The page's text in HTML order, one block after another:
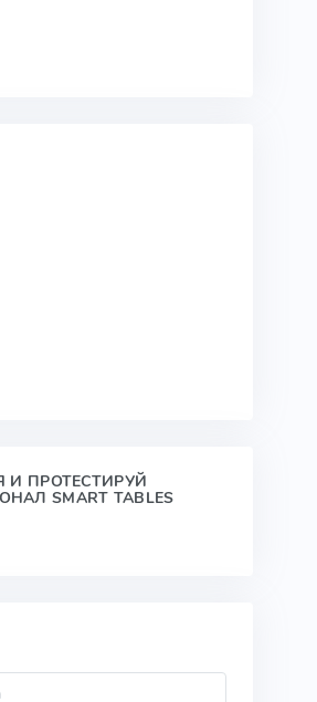
И ПРОТЕСТИРУЙ
SMART TABLES